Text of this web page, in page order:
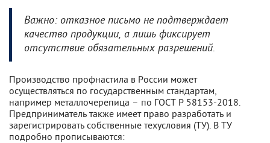
Важно: отказное письмо не подтверждает
качество продукции, а лишь фиксирует
отсутствие обязательных разрешений.
Производство профнастила в России может
осуществляться по государственным стандартам,
например металлочерепица – по ГОСТ Р 58153-2018.
Предприниматель также имеет право разработать и
зарегистрировать собственные техусловия (ТУ). В ТУ
подробно прописываются: